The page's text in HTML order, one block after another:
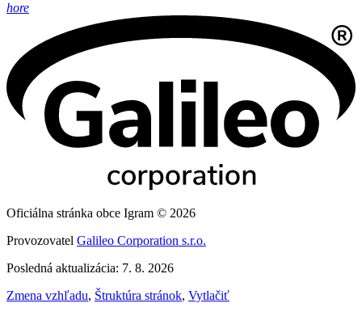
hore
Oficiálna stránka obce Igram © 2026
Provozovatel Galileo Corporation s.r.o.
Posledná aktualizácia: 7. 8. 2026
Zmena vzhľadu, Štruktúra stránok, Vytlačiť